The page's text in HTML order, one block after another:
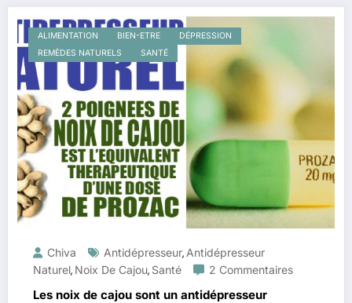
ALIMENTATION BIEN-ETRE
DÉPRESSION
REMÈDES NATURELS
SANTÉ
Chiva Antidépresseur, Antidépresseur
Naturel, Noix De Cajou, Santé 2 Commentaires
Les noix de cajou sont un antidépresseur